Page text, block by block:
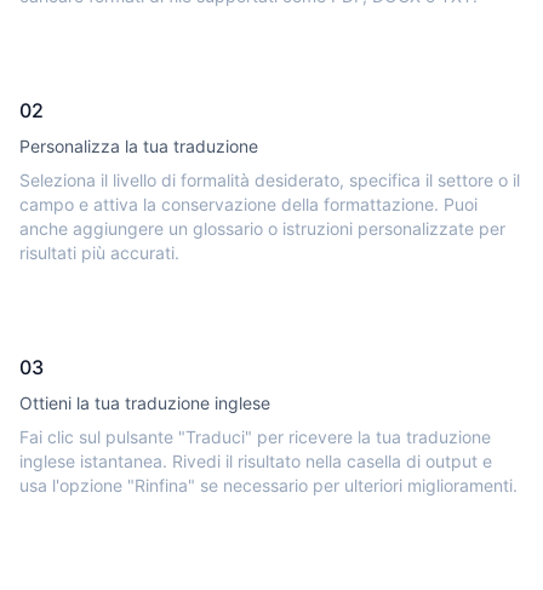
02
Personalizza la tua traduzione
Seleziona il livello di formalità desiderato, specifica il settore o il
campo e attiva la conservazione della formattazione. Puoi
anche aggiungere un glossario o istruzioni personalizzate per
risultati più accurati.
03
Ottieni la tua traduzione inglese
Fai clic sul pulsante "Traduci" per ricevere la tua traduzione
inglese istantanea. Rivedi il risultato nella casella di output e
usa l'opzione "Rinfina" se necessario per ulteriori miglioramenti.